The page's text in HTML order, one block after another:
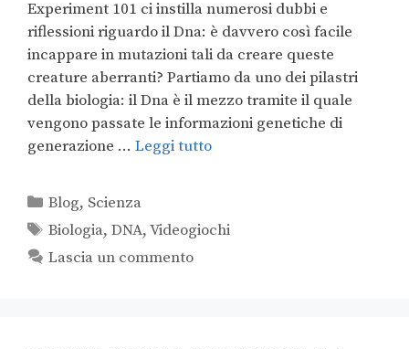
Experiment 101 ci instilla numerosi dubbi e
riflessioni riguardo il Dna: è davvero così facile
incappare in mutazioni tali da creare queste
creature aberranti? Partiamo da uno dei pilastri
della biologia: il Dna è il mezzo tramite il quale
vengono passate le informazioni genetiche di
generazione … Leggi tutto
Blog, Scienza
Biologia,DNA,Videogiochi
Lascia un commento